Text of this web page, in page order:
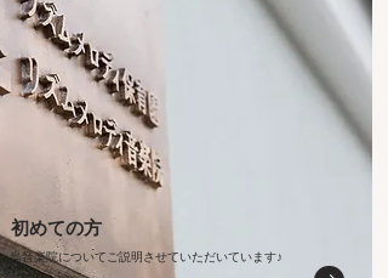
​初めての方
当音楽院についてご説明させていただいています♪